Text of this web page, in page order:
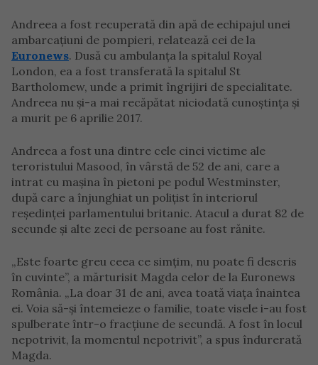
Andreea a fost recuperată din apă de echipajul unei
ambarcațiuni de pompieri, relatează cei de la
Euronews. Dusă cu ambulanța la spitalul Royal
London, ea a fost transferată la spitalul St
Bartholomew, unde a primit îngrijiri de specialitate.
Andreea nu și-a mai recăpătat niciodată cunoștința și
a murit pe 6 aprilie 2017.
Andreea a fost una dintre cele cinci victime ale
teroristului Masood, în vârstă de 52 de ani, care a
intrat cu mașina în pietoni pe podul Westminster,
după care a înjunghiat un polițist în interiorul
reședinței parlamentului britanic. Atacul a durat 82 de
secunde și alte zeci de persoane au fost rănite.
„Este foarte greu ceea ce simțim, nu poate fi descris
în cuvinte”, a mărturisit Magda celor de la Euronews
România. „La doar 31 de ani, avea toată viața înaintea
ei. Voia să-și întemeieze o familie, toate visele i-au fost
spulberate într-o fracțiune de secundă. A fost în locul
nepotrivit, la momentul nepotrivit”, a spus îndurerată
Magda.